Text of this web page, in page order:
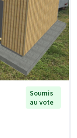
Soumis
au vote